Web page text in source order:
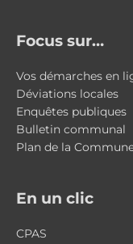
Focus sur…
Vos démarches en
Déviations locales
Enquêtes publiques
Bulletin communal
Plan de la
En un clic
CPAS